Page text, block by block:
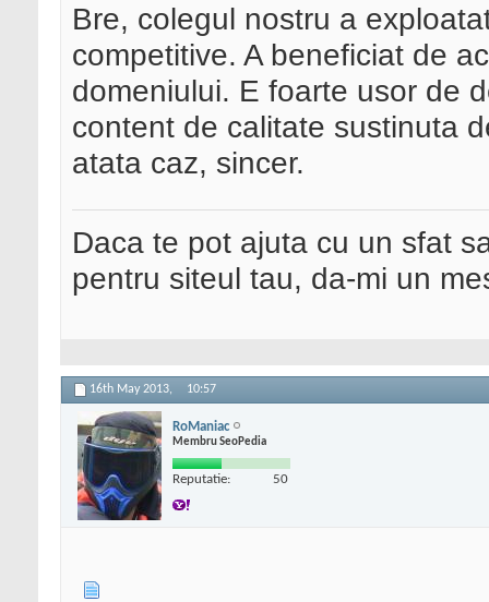
Bre, colegul nostru a
competitive. A beneficiat de
domeniului. E foarte usor de
content de calitate sustinuta
atata caz, sincer.
Daca te pot ajuta cu un sfat
pentru siteul tau, da-mi un
16th May 2013, 10:57
RoManiac
Membru SeoPedia
Reputatie: 50